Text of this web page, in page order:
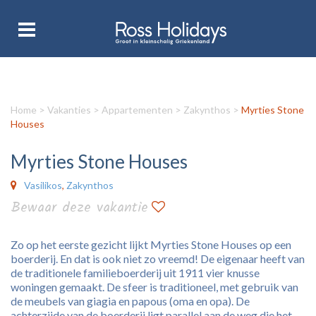
Home > Vakanties > Appartementen > Zakynthos > Myrties Stone
Houses
Myrties Stone Houses
Vasilikos, Zakynthos
Bewaar deze vakantie
Zo op het eerste gezicht lijkt Myrties Stone Houses op een
boerderij. En dat is ook niet zo vreemd! De eigenaar heeft van
de traditionele familieboerderij uit 1911 vier knusse
woningen gemaakt. De sfeer is traditioneel, met gebruik van
de meubels van giagia en papous (oma en opa). De